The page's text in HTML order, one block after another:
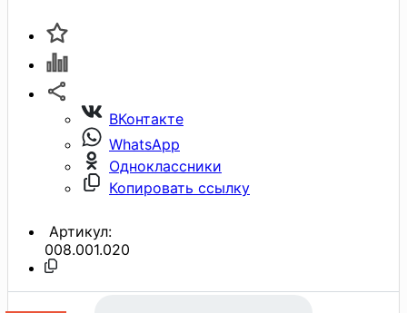
ВКонтакте
WhatsApp
Одноклассники
Копировать ссылку
Артикул:
008.001.020